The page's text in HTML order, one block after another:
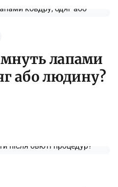
лапами
або людину?